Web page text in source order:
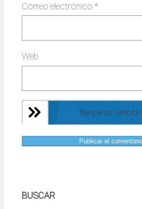
Correo electrónico *
Web
Swipe to unlock!
BUSCAR